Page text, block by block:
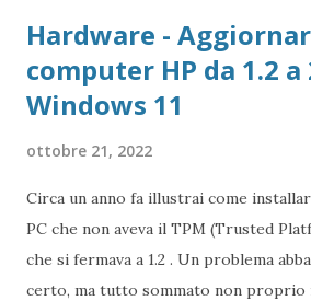
Hardware -
computer HP da 1.2 a
Windows 11
ottobre 21, 2022
Circa un anno fa illustrai come
PC che non aveva il TPM (Trusted
che si fermava a 1.2 . Un problema
certo, ma tutto sommato non proprio